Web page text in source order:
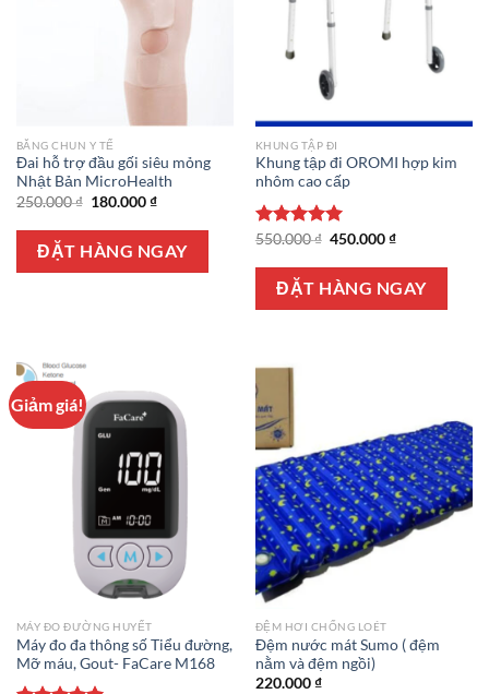
BĂNG CHUN Y TẾ
Đai hỗ trợ đầu gối siêu mỏng
Nhật Bản MicroHealth
250.000₫ Giá
là:
250.000 ₫.
180.000₫Giá
tại
là:
180.000 ₫.
ĐẶT HÀNG NGAY
KHUNG TẬP ĐI
Khung tập đi OROMI hợp kim
nhôm cao cấp
Được xếp
5 sao
550.000₫ Giá
là:
550.000 ₫.
450.000₫Giá
tại
là:
450.000 ₫.
ĐẶT HÀNG NGAY
Giảm giá!
MÁY ĐO ĐƯỜNG HUYẾT
Máy đo đa thông số Tiểu đường,
Mỡ máu, Gout- FaCare M168
ĐỆM HƠI CHỐNG LOÉT
Đệm nước mát Sumo ( đệm
nằm và đệm ngồi)
220.000₫